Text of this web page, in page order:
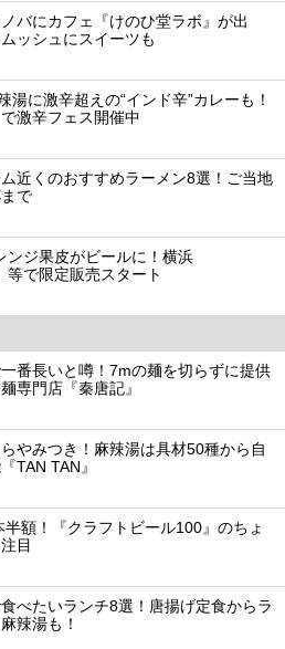
バにカフェ『けのひ堂ラボ』が出
ッシュにスイーツも
湯に激辛超えの“インド辛”カレーも！
激辛フェス開催中
ム近くのおすすめラーメン8選！ご当地
で
ンジ果皮がビールに！横浜
等で限定販売スタート
番長いと噂！7mの麺を切らずに提供
専門店『秦唐記』
やみつき！麻辣湯は具材50種から自
TAN TAN』
半額！『クラフトビール100』のちょ
目
食べたいランチ8選！唐揚げ定食からラ
辣湯も！